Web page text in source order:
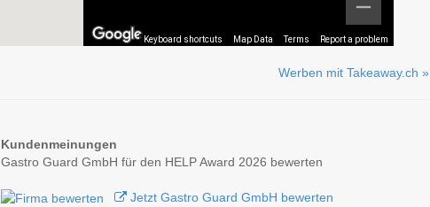
Keyboard shortcuts Map Data Terms Report a problem
Werben mit Takeaway.ch »
Kundenmeinungen
Gastro Guard GmbH für den HELP Award 2026 bewerten
Jetzt Gastro Guard GmbH bewerten